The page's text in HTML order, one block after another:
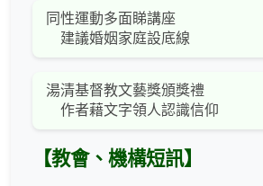
同性運動多面睇講座
建議婚姻家庭設底線
湯清基督教文藝獎頒獎禮
作者藉文字領人認識信仰
【教會、機構短訊】